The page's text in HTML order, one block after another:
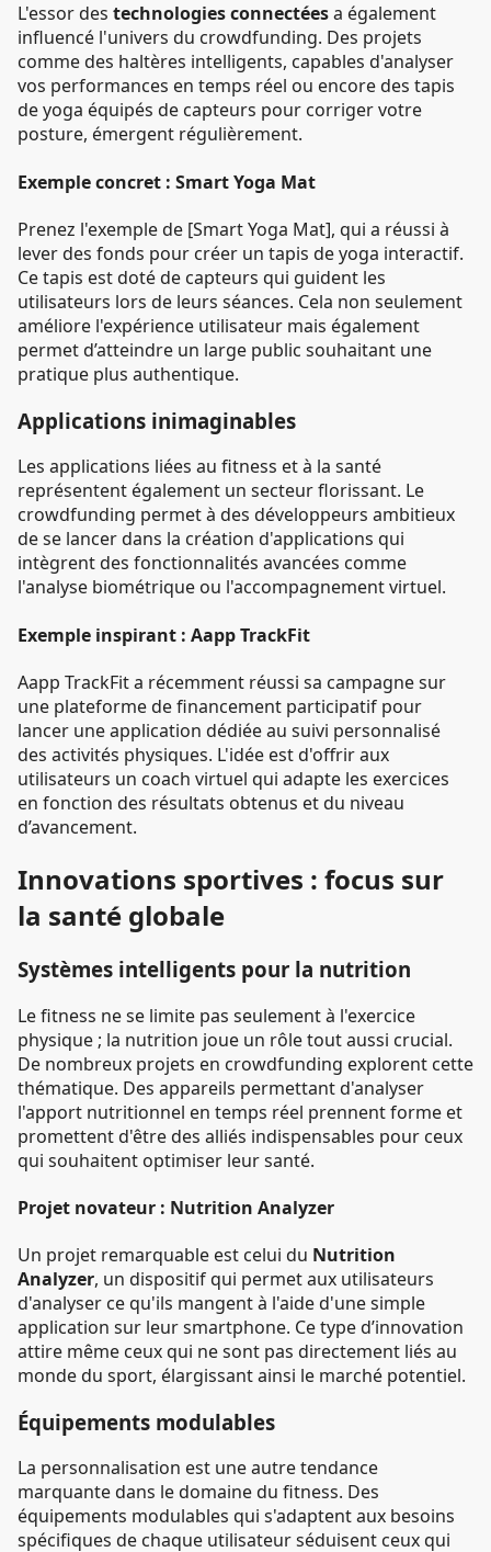
L'essor des technologies connectéesa également
influencé l'univers du crowdfunding. Des projets
comme des haltères intelligents, capables d'analyser
vos performances en temps réel ou encore des tapis
de yoga équipés de capteurs pour corriger votre
posture, émergent régulièrement.
Exemple concret : Smart Yoga Mat
Prenez l'exemple de [Smart Yoga Mat], qui a réussi à
lever des fonds pour créer un tapis de yoga interactif.
Ce tapis est doté de capteurs qui guident les
utilisateurs lors de leurs séances. Cela non seulement
améliore l'expérience utilisateur mais également
permet d’atteindre un large public souhaitant une
pratique plus authentique.
Applications inimaginables
Les applications liées au fitness et à la santé
représentent également un secteur florissant. Le
crowdfunding permet à des développeurs ambitieux
de se lancer dans la création d'applications qui
intègrent des fonctionnalités avancées comme
l'analyse biométrique ou l'accompagnement virtuel.
Exemple inspirant : Aapp TrackFit
Aapp TrackFit a récemment réussi sa campagne sur
une plateforme de financement participatif pour
lancer une application dédiée au suivi personnalisé
des activités physiques. L'idée est d'offrir aux
utilisateurs un coach virtuel qui adapte les exercices
en fonction des résultats obtenus et du niveau
d’avancement.
Innovations sportives : focus sur
la santé globale
Systèmes intelligents pour la nutrition
Le fitness ne se limite pas seulement à l'exercice
physique ; la nutrition joue un rôle tout aussi crucial.
De nombreux projets en crowdfunding explorent cette
thématique. Des appareils permettant d'analyser
l'apport nutritionnel en temps réel prennent forme et
promettent d'être des alliés indispensables pour ceux
qui souhaitent optimiser leur santé.
Projet novateur : Nutrition Analyzer
Un projet remarquable est celui du Nutrition
Analyzer, un dispositif qui permet aux utilisateurs
d'analyser ce qu'ils mangent à l'aide d'une simple
application sur leur smartphone. Ce type d’innovation
attire même ceux qui ne sont pas directement liés au
monde du sport, élargissant ainsi le marché potentiel.
Équipements modulables
La personnalisation est une autre tendance
marquante dans le domaine du fitness. Des
équipements modulables qui s'adaptent aux besoins
spécifiques de chaque utilisateur séduisent ceux qui